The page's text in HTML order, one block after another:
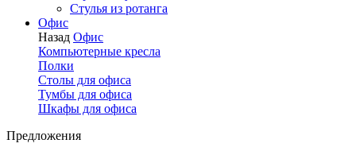
Стулья из ротанга
Офис
Назад Офис
Компьютерные кресла
Полки
Столы для офиса
Тумбы для офиса
Шкафы для офиса
Предложения